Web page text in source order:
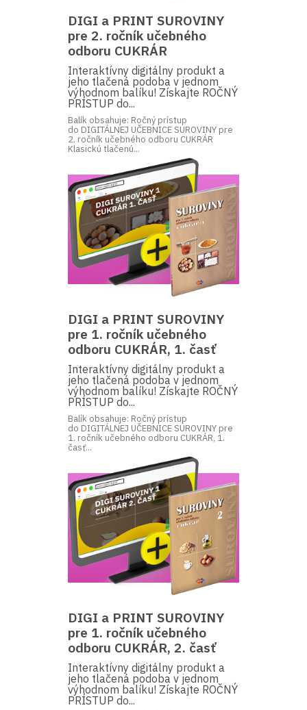
DIGI a PRINT SUROVINY
pre 2. ročník učebného
odboru CUKRÁR
Interaktívny digitálny produkt a
jeho tlačená podoba v jednom
výhodnom balíku! Získajte ROČNÝ
PRÍSTUP do...
Balík obsahuje: Ročný prístup
do DIGITÁLNEJ UČEBNICE SUROVINY pre
2. ročník učebného odboru CUKRÁR
Klasickú tlačenú...
DIGI a PRINT SUROVINY
pre 1. ročník učebného
odboru CUKRÁR, 1. časť
Interaktívny digitálny produkt a
jeho tlačená podoba v jednom
výhodnom balíku! Získajte ROČNÝ
PRÍSTUP do...
Balík obsahuje: Ročný prístup
do DIGITÁLNEJ UČEBNICE SUROVINY pre
1. ročník učebného odboru CUKRÁR, 1.
časť...
DIGI a PRINT SUROVINY
pre 1. ročník učebného
odboru CUKRÁR, 2. časť
Interaktívny digitálny produkt a
jeho tlačená podoba v jednom
výhodnom balíku! Získajte ROČNÝ
PRÍSTUP do...